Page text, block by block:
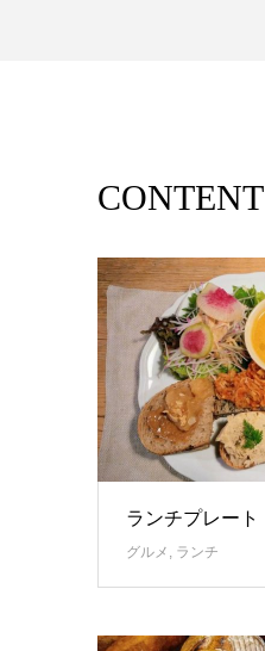
CONTENT
ランチプレート
グルメ , ランチ